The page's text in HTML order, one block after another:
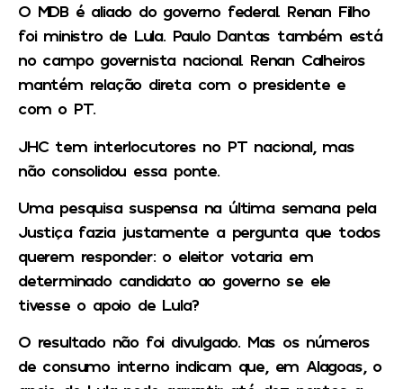
O MDB é aliado do governo federal. Renan Filho
foi ministro de Lula. Paulo Dantas também está
no campo governista nacional. Renan Calheiros
mantém relação direta com o presidente e
com o PT.
JHC tem interlocutores no PT nacional, mas
não consolidou essa ponte.
Uma pesquisa suspensa na última semana pela
Justiça fazia justamente a pergunta que todos
querem responder: o eleitor votaria em
determinado candidato ao governo se ele
tivesse o apoio de Lula?
O resultado não foi divulgado. Mas os números
de consumo interno indicam que, em Alagoas, o